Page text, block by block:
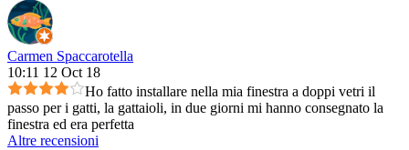
Carmen Spaccarotella
10:11 12 Oct 18
Ho fatto installare nella mia finestra a doppi vetri il
passo per i gatti, la gattaioli, in due giorni mi hanno consegnato la
finestra ed era perfetta
Altre recensioni